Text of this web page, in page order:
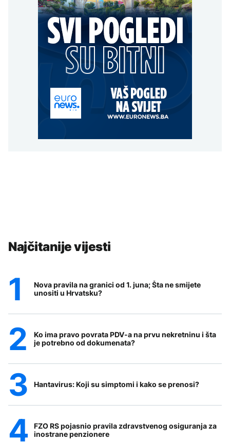
Najčitanije vijesti
Nova pravila na granici od 1. juna; Šta ne smijete
unositi u Hrvatsku?
Ko ima pravo povrata PDV-a na prvu nekretninu i šta
je potrebno od dokumenata?
Hantavirus: Koji su simptomi i kako se prenosi?
FZO RS pojasnio pravila zdravstvenog osiguranja za
inostrane penzionere